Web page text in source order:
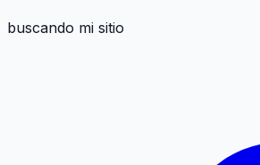
buscando mi sitio